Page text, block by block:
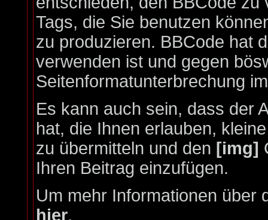
Tags, die Sie benutzen
zu produzieren. BBCode hat
verwenden ist und gegen
Seitenformatunterbrechung
Es kann auch sein, dass der
hat, die Ihnen erlauben,
zu übermitteln und den [img]
Ihren Beitrag einzufügen.
Um mehr Informationen über
hier.